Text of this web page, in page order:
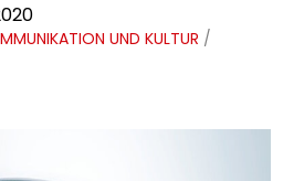
UND KULTUR /